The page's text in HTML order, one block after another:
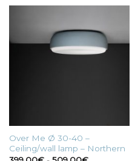
Over Me Ø 30-40 –
Ceiling/wall lamp – Northern
Fascia